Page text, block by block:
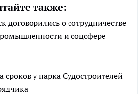
также:
договорились о сотрудничестве
и соцсфере
сроков у парка Судостроителей